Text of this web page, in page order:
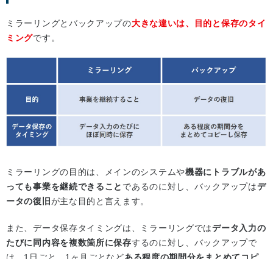
ミラーリングとバックアップの大きな違いは、目的と保存のタイ
ミングです。
ミラーリングの目的は、メインのシステムや機器にトラブルがあ
っても事業を継続できること であるのに対し、バックアップはデ
ータの復旧が主な目的と言えます。
また、データ保存タイミングは、ミラーリングではデータ入力の
たびに同内容を複数箇所に保存するのに対し、バックアップで